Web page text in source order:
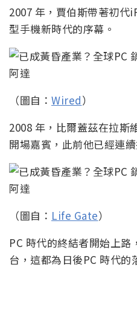
2007 年，賈伯斯帶著初
型手機新時代的序幕。
（圖自： Wired）
2008 年，比爾蓋茲在拉斯
開場嘉賓，此前他已經連
（圖自： Life Gate）
PC 時代的終結者開始上
台，這都為日後PC 時代的